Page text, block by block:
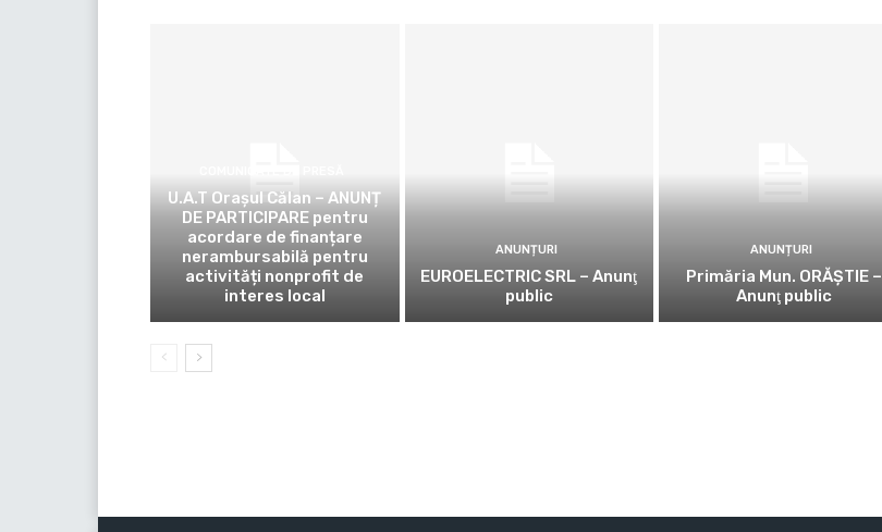
U.A.T Orașul Călan – ANUNȚ
DE PARTICIPARE pentru
acordare de finanțare
nerambursabilă pentru
activități nonprofit de
interes local
ANUNȚURI
EUROELECTRIC SRL – Anunţ
public
ANUNȚURI
Primăria Mun. ORĂȘTIE –
Anunţ public